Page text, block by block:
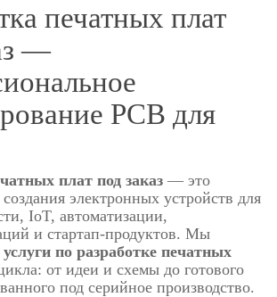
печатных плат
—
PCB для
плат под заказ — это
электронных устройств для
IoT, автоматизации,
и стартап-продуктов. Мы
услуги по разработке печатных
от идеи и схемы до готового
под серийное производство.